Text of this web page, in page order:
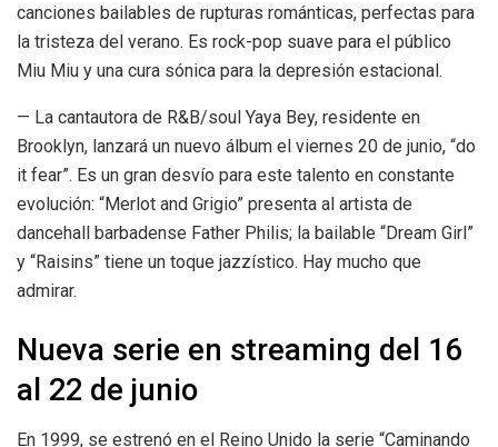
canciones bailables de rupturas románticas, perfectas para
la tristeza del verano. Es rock-pop suave para el público
Miu Miu y una cura sónica para la depresión estacional.
— La cantautora de R&B/soul Yaya Bey, residente en
Brooklyn, lanzará un nuevo álbum el viernes 20 de junio, “do
it fear”. Es un gran desvío para este talento en constante
evolución: “Merlot and Grigio” presenta al artista de
dancehall barbadense Father Philis; la bailable “Dream Girl”
y “Raisins” tiene un toque jazzístico. Hay mucho que
admirar.
Nueva serie en streaming del 16
al 22 de junio
En 1999, se estrenó en el Reino Unido la serie “Caminando